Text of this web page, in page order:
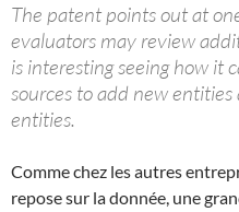
The patent points out at
evaluators may review
is interesting seeing how it
sources to add new
entities.
Comme chez les autres
repose sur la donnée, une